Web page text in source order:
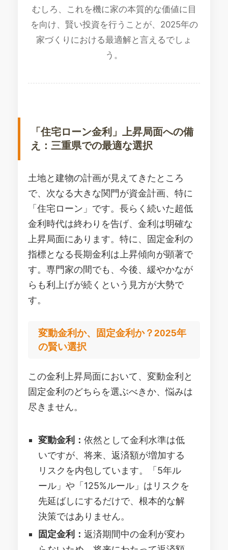
むしろ、これを機に家の本質的な価値に目
を向け、賢い投資を行うことが、2025年の
家づくりにおける最適解と言えるでしょ
う。
「住宅ローン金利」上昇局面への備
え：三重県での最適な選択
土地と建物の計画が見えてきたところ
で、次なる大きな関門が資金計画、特に
「住宅ローン」です。長らく続いた超低
金利時代は終わりを告げ、金利は明確な
上昇局面にあります。特に、固定金利の
指標となる長期金利は上昇傾向が顕著で
す。専門家の間でも、今後、緩やかなが
らも利上げが続くという見方が大勢で
す。
変動金利か、固定金利か？2025年
の賢い選択
この金利上昇局面において、変動金利と
固定金利のどちらを選ぶべきか、悩みは
尽きません。
変動金利： 依然として金利水準は低
いですが、将来、返済額が増加する
リスクを内包しています。「5年ル
ール」や「125%ルール」はリスクを
先延ばしにするだけで、根本的な解
決策ではありません。
固定金利： 返済期間中の金利が変わ